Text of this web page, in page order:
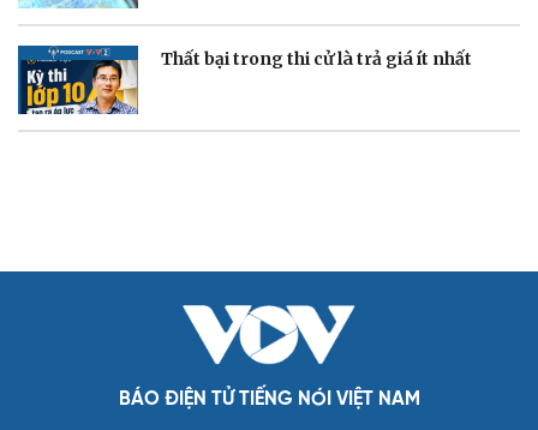
Cây thuốc
Sản phụ khoa
Nhi khoa
Nam khoa
Tình yêu - Gia đình
Giải trí
Thời trang
Thất bại trong thi cử là trả giá ít nhất
BÁO ĐIỆN TỬ TIẾNG NÓI VIỆT NAM